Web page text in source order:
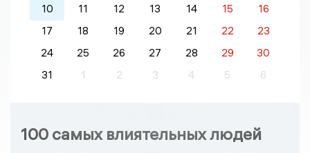
10
11 12 13 14 15
16
17
18 19 20 21 22
23
24
25 26 27 28 29
30
31
1 2 3 4 5 6
100 самых влиятельных людей